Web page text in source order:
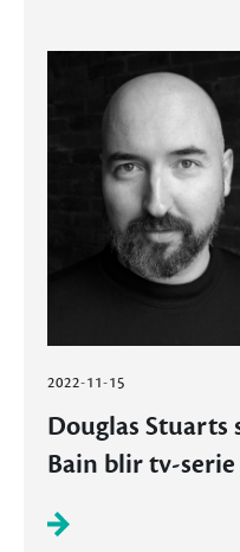
2022-11-15
Douglas Stuarts
Bain blir tv-serie